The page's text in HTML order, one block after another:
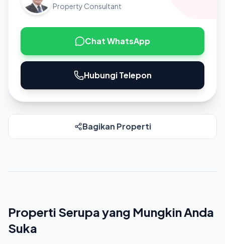
Property Consultant
Chat WhatsApp
Hubungi Telepon
Bagikan Properti
Properti Serupa yang Mungkin Anda
Suka